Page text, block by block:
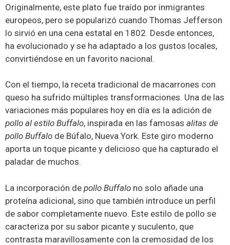
Originalmente, este plato fue traído por inmigrantes
europeos, pero se popularizó cuando Thomas Jefferson
lo sirvió en una cena estatal en 1802. Desde entonces,
ha evolucionado y se ha adaptado a los gustos locales,
convirtiéndose en un favorito nacional.
Con el tiempo, la receta tradicional de macarrones con
queso ha sufrido múltiples transformaciones. Una de las
variaciones más populares hoy en día es la adición de
pollo al estilo Buffalo, inspirada en las famosas alitas de
pollo Buffalo de Búfalo, Nueva York. Este giro moderno
aporta un toque picante y delicioso que ha capturado el
paladar de muchos.
La incorporación de pollo Buffalo no solo añade una
proteína adicional, sino que también introduce un perfil
de sabor completamente nuevo. Este estilo de pollo se
caracteriza por su sabor picante y suculento, que
contrasta maravillosamente con la cremosidad de los